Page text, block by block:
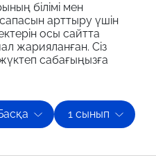
білімі мен
сапасын арттыру үшін
осы сайтта
жарияланған. Сіз
сабағыңызға
1 сынып